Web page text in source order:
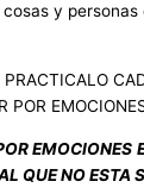
y personas
POR
EMOCIONES
QUE NO ESTA